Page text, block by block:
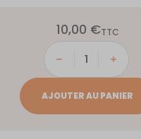
10,00 €TTC
quantité
UZES
AJOUTER AU PANIER